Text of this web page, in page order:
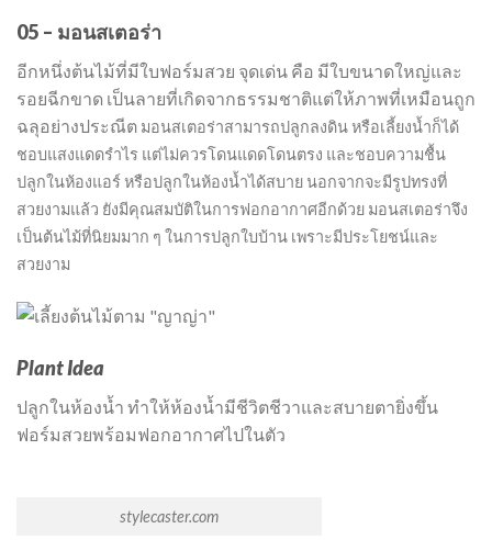
05 – มอนสเตอร่า
อีกหนึ่งต้นไม้ที่มีใบฟอร์มสวย จุดเด่น คือ มีใบขนาดใหญ่และ
รอยฉีกขาด เป็นลายที่เกิดจากธรรมชาติแต่ให้ภาพที่เหมือนถูก
ฉลุอย่างประณีต มอนสเตอร่าสามารถปลูกลงดิน หรือเลี้ยงน้ำก็ได้
ชอบแสงแดดรำไร แต่ไม่ควรโดนแดดโดนตรง และชอบความชื้น
ปลูกในห้องแอร์ หรือปลูกในห้องน้ำได้สบาย นอกจากจะมีรูปทรงที่
สวยงามแล้ว ยังมีคุณสมบัติในการฟอกอากาศอีกด้วย มอนสเตอร่าจึง
เป็นต้นไม้ที่นิยมมาก ๆ ในการปลูกใบบ้าน เพราะมีประโยชน์และ
สวยงาม
Plant Idea
ปลูกในห้องน้ำ ทำให้ห้องน้ำมีชีวิตชีวาและสบายตายิ่งขึ้น
ฟอร์มสวยพร้อมฟอกอากาศไปในตัว
stylecaster.com